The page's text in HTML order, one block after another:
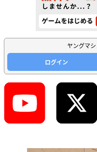
ヤングマ
ログイン